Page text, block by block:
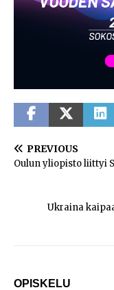
PREVIOUS
Oulun yliopisto liittyi
Ukraina
OPISKELU